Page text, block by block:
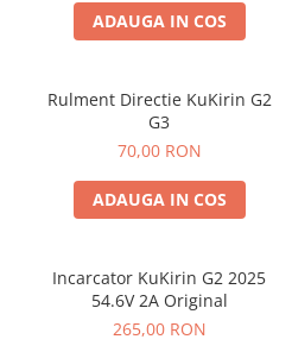
ADAUGA IN COS
Rulment Directie KuKirin G2
G3
70,00 RON
ADAUGA IN COS
Incarcator KuKirin G2 2025
54.6V 2A Original
265,00 RON